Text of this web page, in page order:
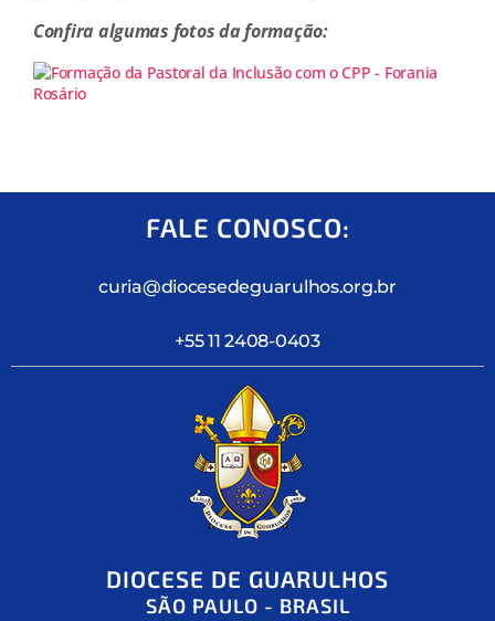
Confira algumas fotos da formação:
FALE CONOSCO:
curia@diocesedeguarulhos.org.br
+55 11 2408-0403
DIOCESE DE GUARULHOS
SÃO PAULO - BRASIL